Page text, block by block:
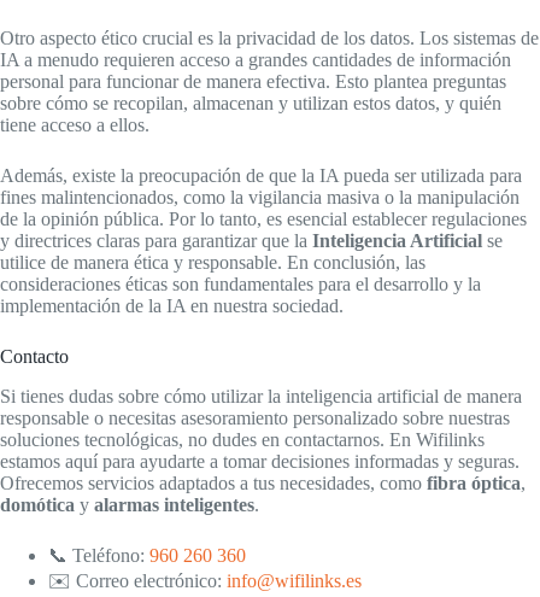
Otro aspecto ético crucial es la privacidad de los datos. Los sistemas de
IA a menudo requieren acceso a grandes cantidades de información
personal para funcionar de manera efectiva. Esto plantea preguntas
sobre cómo se recopilan, almacenan y utilizan estos datos, y quién
tiene acceso a ellos.
Además, existe la preocupación de que la IA pueda ser utilizada para
fines malintencionados, como la vigilancia masiva o la manipulación
de la opinión pública. Por lo tanto, es esencial establecer regulaciones
y directrices claras para garantizar que la Inteligencia Artificial se
utilice de manera ética y responsable. En conclusión, las
consideraciones éticas son fundamentales para el desarrollo y la
implementación de la IA en nuestra sociedad.
Contacto
Si tienes dudas sobre cómo utilizar la inteligencia artificial de manera
responsable o necesitas asesoramiento personalizado sobre nuestras
soluciones tecnológicas, no dudes en contactarnos. En Wifilinks
estamos aquí para ayudarte a tomar decisiones informadas y seguras.
Ofrecemos servicios adaptados a tus necesidades, como fibra óptica,
domótica y alarmas inteligentes.
📞 Teléfono: 960 260 360
✉️ Correo electrónico: info@wifilinks.es